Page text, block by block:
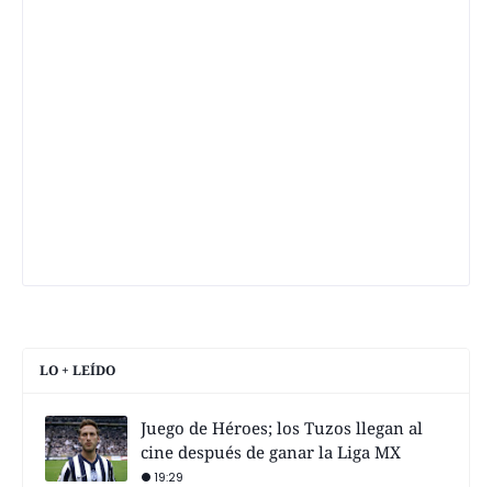
LO + LEÍDO
Juego de Héroes; los Tuzos llegan al
cine después de ganar la Liga MX
19:29